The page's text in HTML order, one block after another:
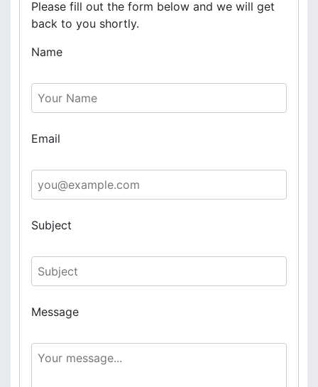
Please fill out the form below and we will get
back to you shortly.
Name
Email
Subject
Message